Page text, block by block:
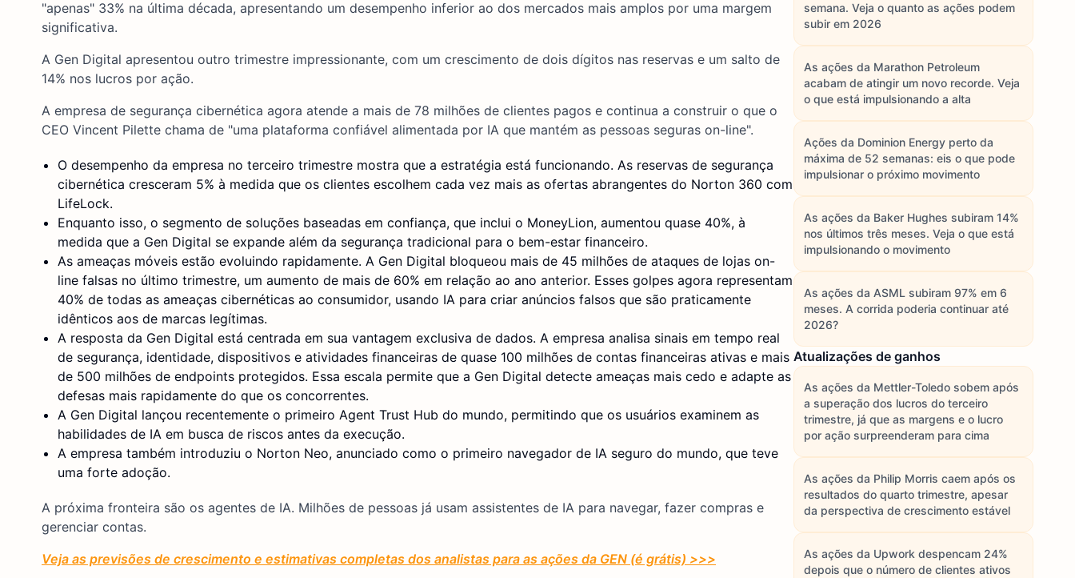
"apenas" 33% na última década, apresentando um desempenho inferior ao dos mercados mais amplos por uma margem
significativa.
A Gen Digital apresentou outro trimestre impressionante, com um crescimento de dois dígitos nas reservas e um salto de
14% nos lucros por ação.
A empresa de segurança cibernética agora atende a mais de 78 milhões de clientes pagos e continua a construir o que o
CEO Vincent Pilette chama de "uma plataforma confiável alimentada por IA que mantém as pessoas seguras on-line".
O desempenho da empresa no terceiro trimestre mostra que a estratégia está funcionando. As reservas de segurança
cibernética cresceram 5% à medida que os clientes escolhem cada vez mais as ofertas abrangentes do Norton 360 com
LifeLock.
Enquanto isso, o segmento de soluções baseadas em confiança, que inclui o MoneyLion, aumentou quase 40%, à
medida que a Gen Digital se expande além da segurança tradicional para o bem-estar financeiro.
As ameaças móveis estão evoluindo rapidamente. A Gen Digital bloqueou mais de 45 milhões de ataques de lojas on-
line falsas no último trimestre, um aumento de mais de 60% em relação ao ano anterior. Esses golpes agora representam
40% de todas as ameaças cibernéticas ao consumidor, usando IA para criar anúncios falsos que são praticamente
idênticos aos de marcas legítimas.
A resposta da Gen Digital está centrada em sua vantagem exclusiva de dados. A empresa analisa sinais em tempo real
de segurança, identidade, dispositivos e atividades financeiras de quase 100 milhões de contas financeiras ativas e mais
de 500 milhões de endpoints protegidos. Essa escala permite que a Gen Digital detecte ameaças mais cedo e adapte as
defesas mais rapidamente do que os concorrentes.
A Gen Digital lançou recentemente o primeiro Agent Trust Hub do mundo, permitindo que os usuários examinem as
habilidades de IA em busca de riscos antes da execução.
A empresa também introduziu o Norton Neo, anunciado como o primeiro navegador de IA seguro do mundo, que teve
uma forte adoção.
A próxima fronteira são os agentes de IA. Milhões de pessoas já usam assistentes de IA para navegar, fazer compras e
gerenciar contas.
Veja as previsões de crescimento e estimativas completas dos analistas para as ações da GEN (é grátis) >>>
semana. Veja o quanto as ações podem
subir em 2026
As ações da Marathon Petroleum
acabam de atingir um novo recorde. Veja
o que está impulsionando a alta
Ações da Dominion Energy perto da
máxima de 52 semanas: eis o que pode
impulsionar o próximo movimento
As ações da Baker Hughes subiram 14%
nos últimos três meses. Veja o que está
impulsionando o movimento
As ações da ASML subiram 97% em 6
meses. A corrida poderia continuar até
2026?
Atualizações de ganhos
As ações da Mettler-Toledo sobem após
a superação dos lucros do terceiro
trimestre, já que as margens e o lucro
por ação surpreenderam para cima
As ações da Philip Morris caem após os
resultados do quarto trimestre, apesar
da perspectiva de crescimento estável
As ações da Upwork despencam 24%
depois que o número de clientes ativos